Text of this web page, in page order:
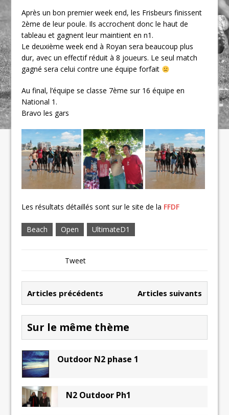
Après un bon premier week end, les Frisbeurs finissent
2ème de leur poule. Ils accrochent donc le haut de
tableau et gagnent leur maintient en n1.
Le deuxième week end à Royan sera beaucoup plus
dur, avec un effectif réduit à 8 joueurs. Le seul match
gagné sera celui contre une équipe forfait
Au final, l’équipe se classe 7ème sur 16 équipe en
National 1.
Bravo les gars
Les résultats détaillés sont sur le site de la FFDF
Beach Open UltimateD1
Tweet
Articles précédents Articles suivants
Sur le même thème
Outdoor N2 phase 1
N2 Outdoor Ph1